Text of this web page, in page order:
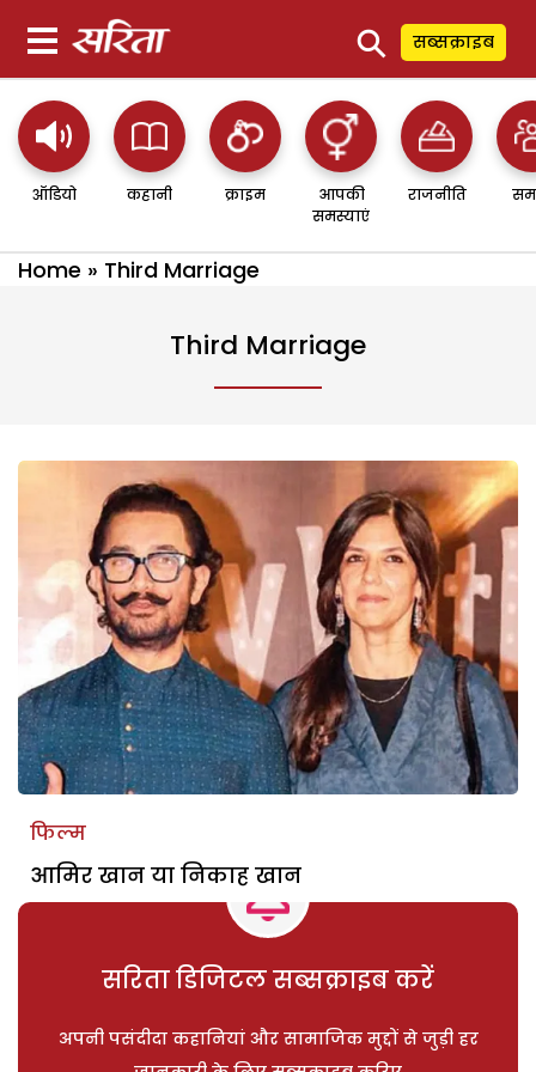
⚲ सब्सक्राइब
ऑडियो कहानी क्राइम
आपकी
समस्याएं
राजनीति
Home » Third Marriage
Third Marriage
फिल्म
आमिर खान या निकाह खान
सरिता डिजिटल सब्सक्राइब करें
अपनी पसंदीदा कहानियां और सामाजिक मुद्दों से जुड़ी हर